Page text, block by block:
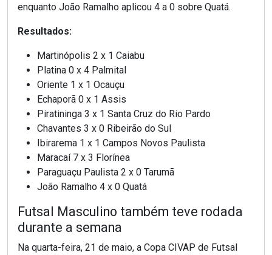
enquanto João Ramalho aplicou 4 a 0 sobre Quatá.
Resultados:
Martinópolis 2 x 1 Caiabu
Platina 0 x 4 Palmital
Oriente 1 x 1 Ocauçu
Echaporã 0 x 1 Assis
Piratininga 3 x 1 Santa Cruz do Rio Pardo
Chavantes 3 x 0 Ribeirão do Sul
Ibirarema 1 x 1 Campos Novos Paulista
Maracaí 7 x 3 Florínea
Paraguaçu Paulista 2 x 0 Tarumã
João Ramalho 4 x 0 Quatá
Futsal Masculino também teve rodada
durante a semana
Na quarta-feira, 21 de maio, a Copa CIVAP de Futsal